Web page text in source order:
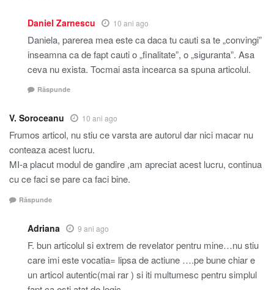
Daniel Zarnescu 10 ani ago
Daniela, parerea mea este ca daca tu cauti sa te „convingi”
inseamna ca de fapt cauti o „finalitate”, o „siguranta”. Asa
ceva nu exista. Tocmai asta incearca sa spuna articolul.
Răspunde
V. Soroceanu 10 ani ago
Frumos articol, nu stiu ce varsta are autorul dar nici macar nu
conteaza acest lucru.
MI-a placut modul de gandire ,am apreciat acest lucru, continua
cu ce faci se pare ca faci bine.
Răspunde
Adriana 9 ani ago
F. bun articolul si extrem de revelator pentru mine…nu stiu
care imi este vocatia= lipsa de actiune ….pe bune chiar e
un articol autentic(mai rar ) si iti multumesc pentru simplul